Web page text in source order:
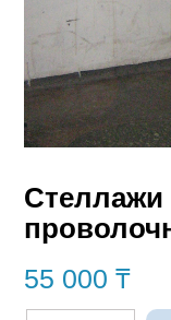
Стеллажи
55 000₸